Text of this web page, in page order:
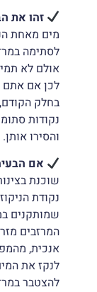
זהו את
מים מאחת
לסתימה
אולם לא
לכן אם אתם
בחלק
נקודות
והסירו אותן.
אם הבעיה
שוכנת
נקודת
שמותקנים
המרזבים
אנכית,
לנקז את
להצטבר